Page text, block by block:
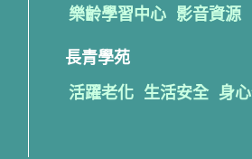
樂齡學習中心 影音資源
長青學苑
活躍老化 生活安全 身